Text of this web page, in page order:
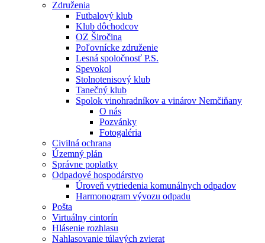
Združenia
Futbalový klub
Klub dôchodcov
OZ Širočina
Poľovnícke združenie
Lesná spoločnosť P.S.
Spevokol
Stolnotenisový klub
Tanečný klub
Spolok vinohradníkov a vinárov Nemčiňany
O nás
Pozvánky
Fotogaléria
Civilná ochrana
Územný plán
Správne poplatky
Odpadové hospodárstvo
Úroveň vytriedenia komunálnych odpadov
Harmonogram vývozu odpadu
Pošta
Virtuálny cintorín
Hlásenie rozhlasu
Nahlasovanie túlavých zvierat